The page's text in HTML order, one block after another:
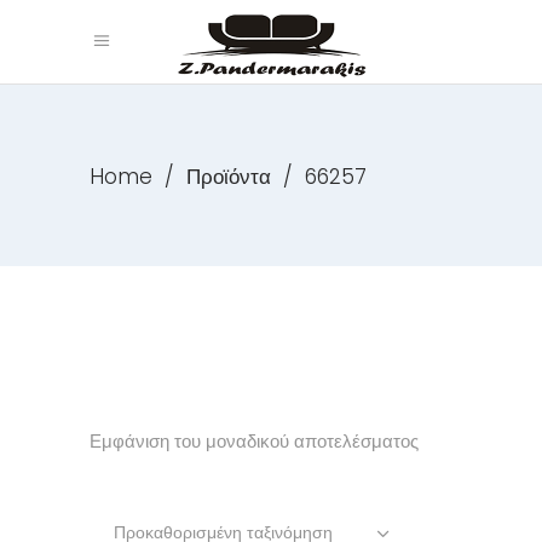
Home / Προϊόντα / 66257
Εμφάνιση του μοναδικού αποτελέσματος
Προκαθορισμένη ταξινόμηση